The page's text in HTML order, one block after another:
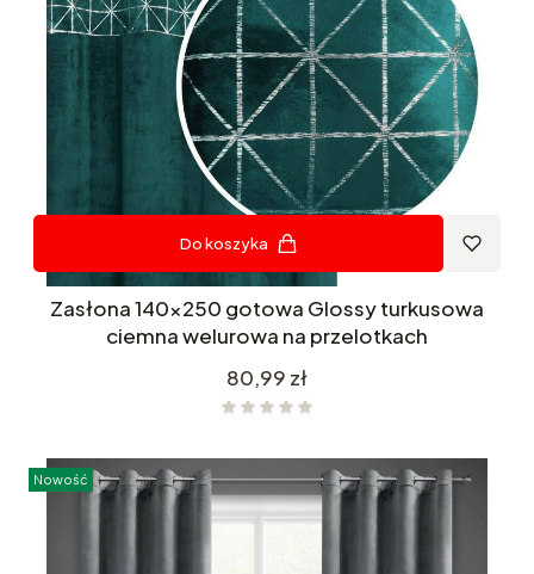
Do koszyka
Zasłona 140x250 gotowa Glossy turkusowa
ciemna welurowa na przelotkach
Cena
80,99 zł
Nowość